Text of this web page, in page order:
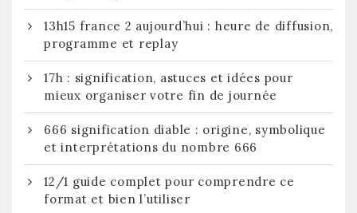
13h15 france 2 aujourd’hui : heure de diffusion,
programme et replay
17h : signification, astuces et idées pour
mieux organiser votre fin de journée
666 signification diable : origine, symbolique
et interprétations du nombre 666
12/1 guide complet pour comprendre ce
format et bien l’utiliser